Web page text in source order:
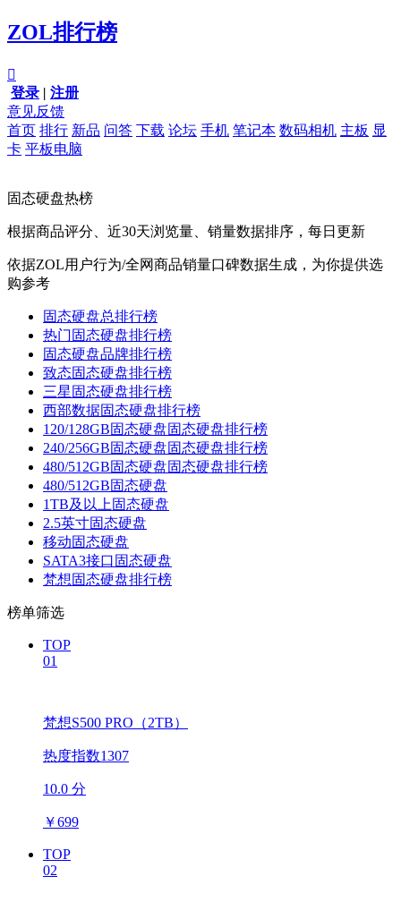
ZOL排行榜

登录 | 注册
意见反馈
首页 排行 新品 问答 下载 论坛 手机 笔记本 数码相机 主板 显
卡 平板电脑
固态硬盘热榜
根据商品评分、近30天浏览量、销量数据排序，每日更新
依据ZOL用户行为/全网商品销量口碑数据生成，为你提供选
购参考
固态硬盘总排行榜
热门固态硬盘排行榜
固态硬盘品牌排行榜
致态固态硬盘排行榜
三星固态硬盘排行榜
西部数据固态硬盘排行榜
120/128GB固态硬盘固态硬盘排行榜
240/256GB固态硬盘固态硬盘排行榜
480/512GB固态硬盘固态硬盘排行榜
480/512GB固态硬盘
1TB及以上固态硬盘
2.5英寸固态硬盘
移动固态硬盘
SATA3接口固态硬盘
梵想固态硬盘排行榜
榜单筛选
TOP
01
梵想S500 PRO（2TB）
热度指数1307
10.0 分
￥699
TOP
02